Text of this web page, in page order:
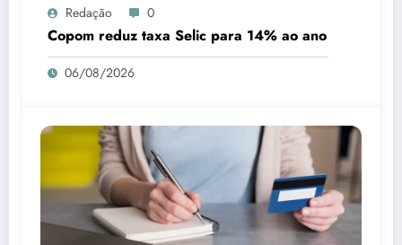
Redação 0
Copom reduz taxa Selic para 14% ao ano
06/08/2026